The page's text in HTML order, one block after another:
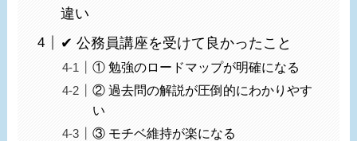
違い
✔ 公務員講座を受けて良かったこと
① 勉強のロードマップが明確になる
② 過去問の解説が圧倒的にわかりやす
い
③ モチベ維持が楽になる